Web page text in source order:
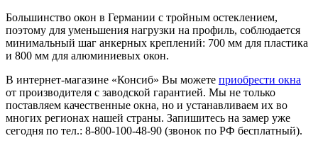
Большинство окон в Германии с тройным остеклением,
поэтому для уменьшения нагрузки на профиль, соблюдается
минимальный шаг анкерных креплений: 700 мм для пластика
и 800 мм для алюминиевых окон.
В интернет-магазине «Консиб» Вы можете приобрести окна
от производителя с заводской гарантией. Мы не только
поставляем качественные окна, но и устанавливаем их во
многих регионах нашей страны. Запишитесь на замер уже
сегодня по тел.: 8-800-100-48-90 (звонок по РФ бесплатный).